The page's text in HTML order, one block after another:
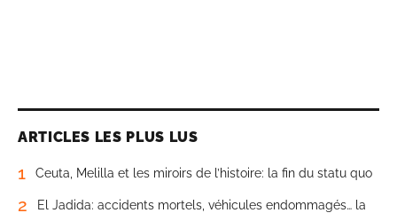
ARTICLES LES PLUS LUS
1 Ceuta, Melilla et les miroirs de l’histoire: la fin du statu quo
2 El Jadida: accidents mortels, véhicules endommagés… la